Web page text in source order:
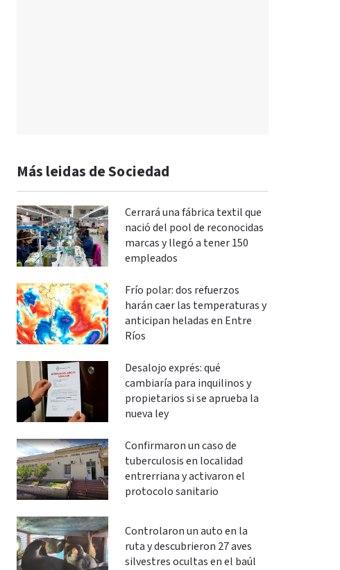
Más leidas de Sociedad
Cerrará una fábrica textil que
nació del pool de reconocidas
marcas y llegó a tener 150
empleados
Frío polar: dos refuerzos
harán caer las temperaturas y
anticipan heladas en Entre
Ríos
Desalojo exprés: qué
cambiaría para inquilinos y
propietarios si se aprueba la
nueva ley
Confirmaron un caso de
tuberculosis en localidad
entrerriana y activaron el
protocolo sanitario
Controlaron un auto en la
ruta y descubrieron 27 aves
silvestres ocultas en el baúl